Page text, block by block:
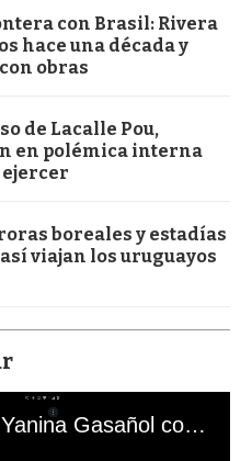
con Brasil: Rivera
hace una década y
obras
de Lacalle Pou,
en polémica interna
ejercer
boreales y estadías
así viajan los uruguayos
El mal momento de Yanina Gasañol con un hincha argentino en "Subrayado"